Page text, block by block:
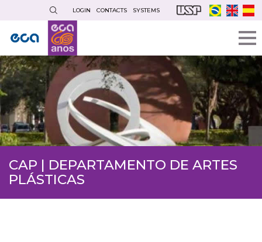
main
content
LOGIN CONTACTS SYSTEMS
CAP | DEPARTAMENTO DE ARTES
PLÁSTICAS